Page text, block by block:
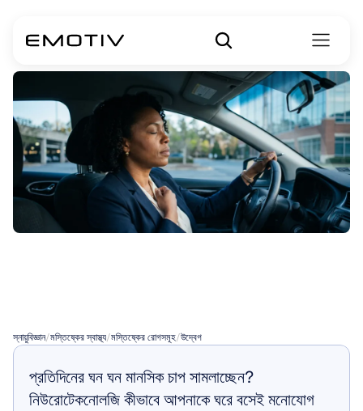
স্নায়ুবিজ্ঞান/মস্তিষ্কের স্বাস্থ্য/মস্তিষ্কের রোগসমূহ/উদ্বেগ
প্রতিদিনের ঘন ঘন মানসিক চাপ সামলাচ্ছেন?
নিউরোটেকনোলজি কীভাবে আপনাকে ঘরে বসেই মনোযোগ